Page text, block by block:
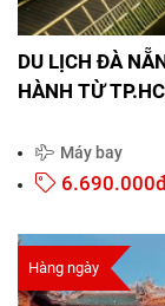
DU LỊCH ĐÀ
HÀNH TỪ
Máy bay
Hàng ngày